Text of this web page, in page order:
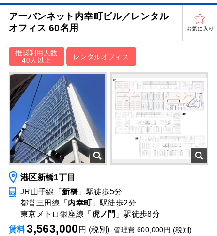
アーバンネット内幸町ビル／レンタル
オフィス 60名用
お気に入り
推奨利用人数
40人以上
レンタルオフィス
港区新橋1丁目
JR山手線「 新橋」駅徒歩5分
都営三田線「 内幸町 」駅徒歩2分
東京メトロ銀座線「 虎ノ門 」駅徒歩8分
賃料3,563,000 円 (税別)管理費:600,000円 (税別)